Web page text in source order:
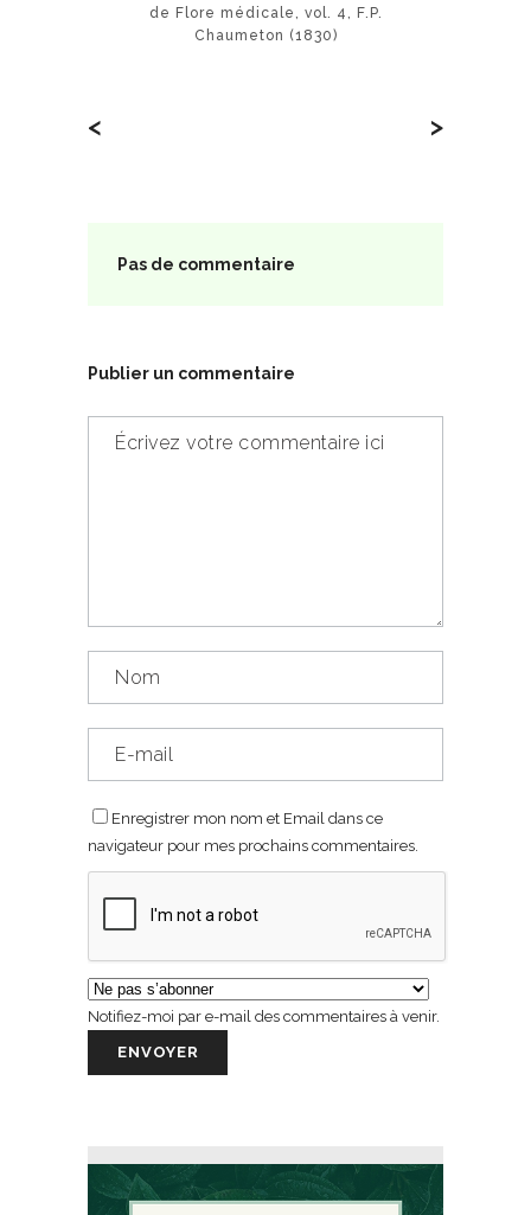
de Flore médicale, vol. 4, F.P.
Chaumeton (1830)
< >
Pas de commentaire
Publier un commentaire
Enregistrer mon nom et Email dans ce
navigateur pour mes prochains commentaires.
Notifiez-moi par e-mail des commentaires à venir.